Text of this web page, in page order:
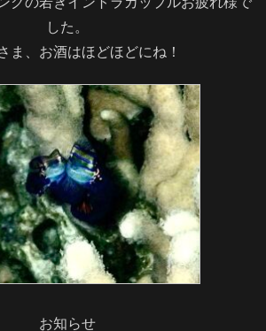
した。
ま、お酒はほどほどにね！
お知らせ